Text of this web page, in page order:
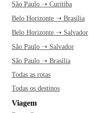
São Paulo ➝ Curitiba
Belo Horizonte ➝ Brasília
Belo Horizonte ➝ Salvador
São Paulo ➝ Salvador
São Paulo ➝ Brasília
Todas as rotas
Todas os destinos
Viagem